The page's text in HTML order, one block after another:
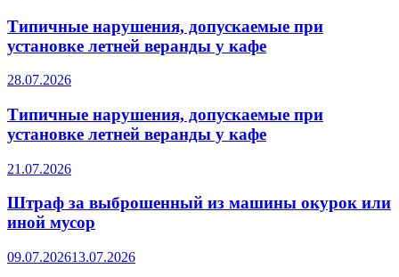
Типичные нарушения, допускаемые при
установке летней веранды у кафе
28.07.2026
Типичные нарушения, допускаемые при
установке летней веранды у кафе
21.07.2026
Штраф за выброшенный из машины окурок или
иной мусор
09.07.202613.07.2026